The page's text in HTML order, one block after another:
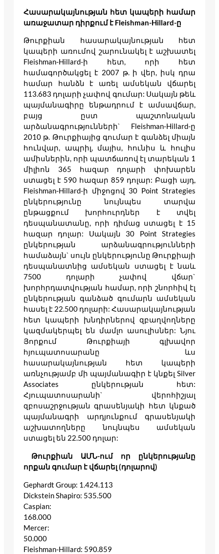
Հասարակայնության հետ կապերի համար
առաջատար դիրքում է Fleishman-Hillard-ը
Թուրքիան հասարակայնության հետ
կապերի առումով շարունակել է աշխատել
Fleishman-Hillard-ի հետ, որի հետ
համագործակցել է 2007 թ. ի վեր, իսկ դրա
համար հանձն է առել ամսեկան վճարել
113.683 դոլարի չափով գումար: Սակայն թեև
պայմանագիրը ենթադրում է ամսավճար,
բայց ըստ պաշտոնական
արձանագրությունների` Fleishman-Hillard-ը
2010 թ. Թուրքիայից գումար է գանձել միայն
հունվար, ապրիլ, մայիս, հունիս և հուլիս
ամիսներին, որի պատճառով էլ տարեկան 1
միլիոն 365 հազար դոլարի փոխարեն
ստացել է 590 հազար 859 դոլար: Բացի այդ,
Fleishman-Hillard-ի միջոցով 30 Point Strategies
ընկերությունը նույնպես տարվա
ընթացքում խորհուրդներ է տվել
դեսպանատանը, որի դիմաց ստացել է 15
հազար դոլար: Սակայն 30 Point Strategies
ընկերության արձանագրությունների
համաձայն` սույն ընկերությունը Թուրքիայի
դեսպանատնից ամսեկան ստացել է նաև
7500 դոլարի չափով վճար`
խորհրդատվության համար, որի շնորհիվ էլ
ընկերության գանձած գումարն ամսեկան
հասել է 22.500 դոլարի: Հասարակայնության
հետ կապերի խնդիրներով զբաղվողները
կազմակերպել են մամլո ասուլիսներ: Նյու
Յորքում Թուրքիայի գլխավոր
հյուպատոսարանը ևս
հասարակայնության հետ կապերի
առնչությամբ մի պայմանագիր է կնքել Silver
Associates ընկերության հետ:
Հյուպատոսարանի` վերոհիշյալ
զբոսաշրջության գրասենյակի հետ կնքած
պայմանագրի արդյունքում գրասենյակի
աշխատողները նույնպես ամսեկան
ստացել են 22.500 դոլար:
Թուրքիան ԱՄՆ-ում որ ընկերությանը
որքան գումար է վճարել (դոլարով)
Gephardt Group: 1.424.113
Dickstein Shapiro: 535.500
Caspian:
168.000
Mercer:
50.000
Fleishman-Hillard: 590.859